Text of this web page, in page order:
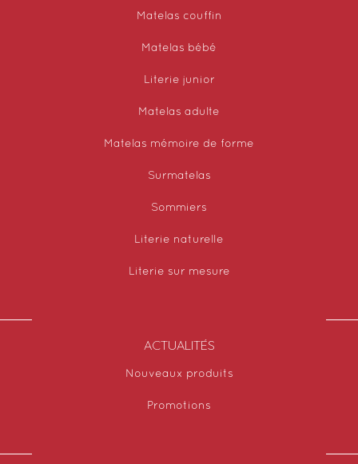
Matelas couffin
Matelas bébé
Literie junior
Matelas adulte
Matelas mémoire de forme
Surmatelas
Sommiers
Literie naturelle
Literie sur mesure
ACTUALITÉS
Nouveaux produits
Promotions